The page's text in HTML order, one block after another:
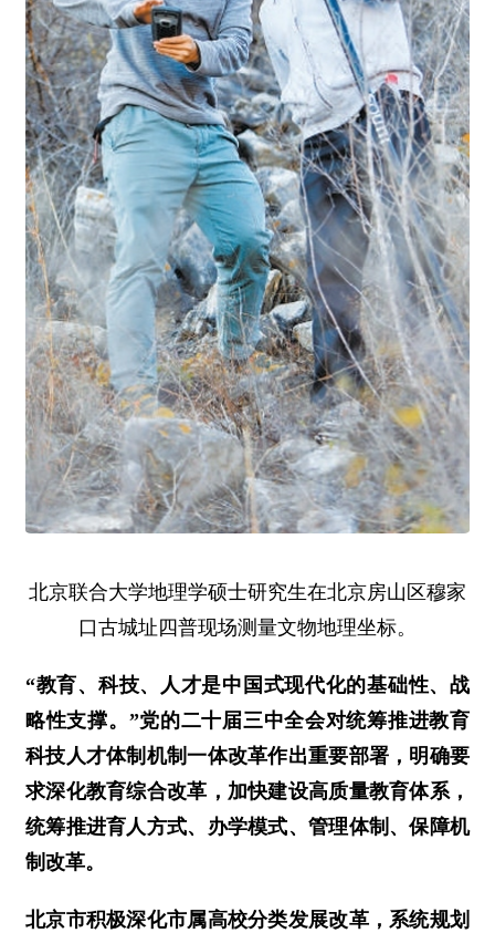
北京联合大学地理学硕士研究生在北京房山区穆家
口古城址四普现场测量文物地理坐标。
“教育、科技、人才是中国式现代化的基础性、战
略性支撑。”党的二十届三中全会对统筹推进教育
科技人才体制机制一体改革作出重要部署，明确要
求深化教育综合改革，加快建设高质量教育体系，
统筹推进育人方式、办学模式、管理体制、保障机
制改革。
北京市积极深化市属高校分类发展改革，系统规划